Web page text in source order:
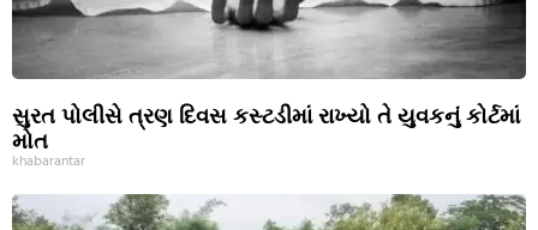
સુરત પોલીસે ત્રણ દિવસ કસ્ટડીમાં રાખ્યો તે યુવકનું કોર્ટમાં
મોત
khabarantar